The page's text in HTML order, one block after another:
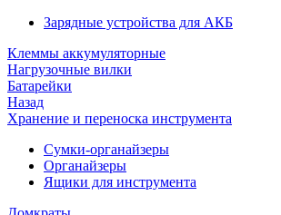
Зарядные устройства для АКБ
Клеммы аккумуляторные
Нагрузочные вилки
Батарейки
Назад
Хранение и переноска инструмента
Сумки-органайзеры
Органайзеры
Ящики для инструмента